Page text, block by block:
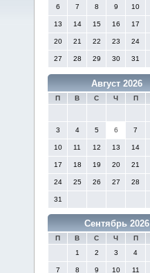
6 7 8 9 10
13 14 15 16 17
20 21 22 23 24
27 28 29 30 31
Август 2026
П В С Ч П
3 4 5 6 7
10 11 12 13 14
17 18 19 20 21
24 25 26 27 28
31
Сентябрь 2026
П В С Ч П
1
2 3 4
7 8 9 10 11